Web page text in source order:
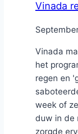
Vinada
ByNicole
Vinada
het
regen en
week of
duw in de
zorgde